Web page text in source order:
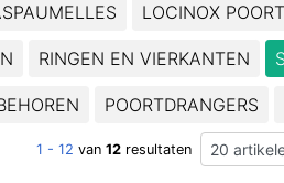
LOCINOX
RINGEN EN VIERKANTEN
POORTDRANGERS
1 - 12 van 12 resultaten